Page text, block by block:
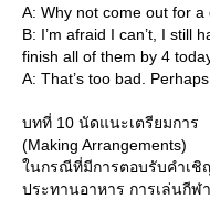
A: Why not come out for
B: I’m afraid I can’t, I still
finish all of them by 4
A: That’s too bad.
บทที่ 10 นัดแนะเตรียมการ
(Making Arrangements)
นกรณีที่มีการตอบรับคำเชิ
ประทานอาหาร การเล่นกีฬ